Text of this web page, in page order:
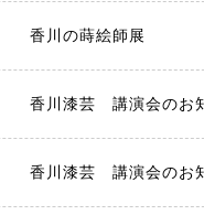
香川の蒔絵師展
香川漆芸 講演会のお
香川漆芸 講演会のお